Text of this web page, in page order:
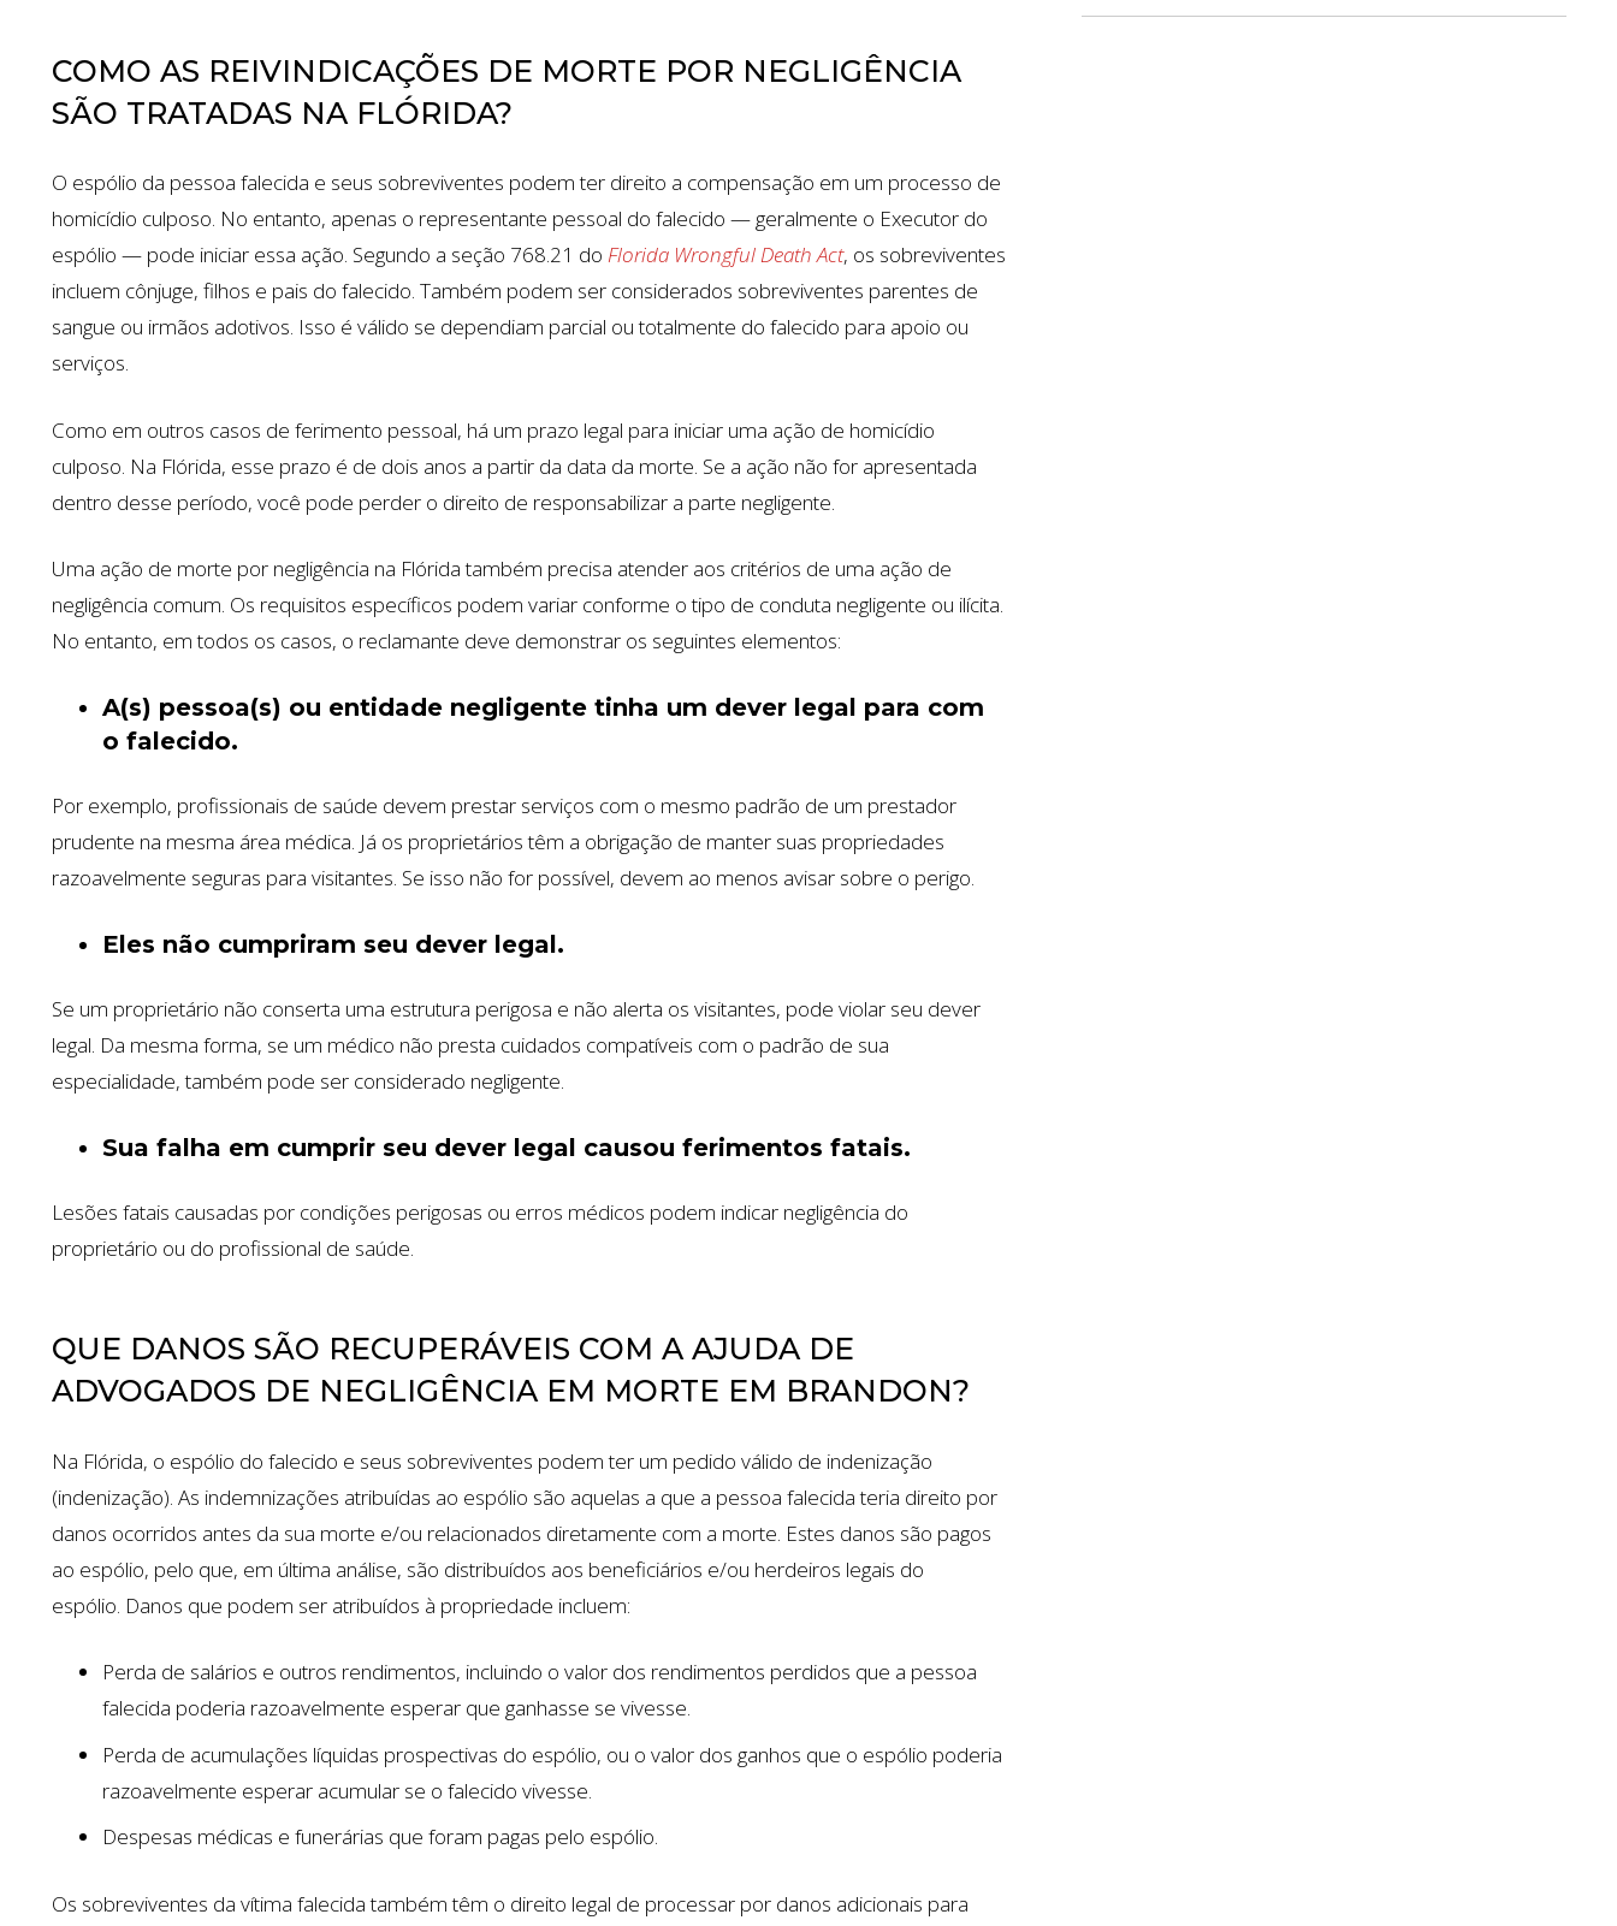
COMO AS REIVINDICAÇÕES DE MORTE POR NEGLIGÊNCIA
SÃO TRATADAS NA FLÓRIDA?
O espólio da pessoa falecida e seus sobreviventes podem ter direito a compensação em um processo de
homicídio culposo. No entanto, apenas o representante pessoal do falecido — geralmente o Executor do
espólio — pode iniciar essa ação. Segundo a seção 768.21 do Florida Wrongful Death Act, os sobreviventes
incluem cônjuge, filhos e pais do falecido. Também podem ser considerados sobreviventes parentes de
sangue ou irmãos adotivos. Isso é válido se dependiam parcial ou totalmente do falecido para apoio ou
serviços.
Como em outros casos de ferimento pessoal, há um prazo legal para iniciar uma ação de homicídio
culposo. Na Flórida, esse prazo é de dois anos a partir da data da morte. Se a ação não for apresentada
dentro desse período, você pode perder o direito de responsabilizar a parte negligente.
Uma ação de morte por negligência na Flórida também precisa atender aos critérios de uma ação de
negligência comum. Os requisitos específicos podem variar conforme o tipo de conduta negligente ou ilícita.
No entanto, em todos os casos, o reclamante deve demonstrar os seguintes elementos:
A(s) pessoa(s) ou entidade negligente tinha um dever legal para com
o falecido.
Por exemplo, profissionais de saúde devem prestar serviços com o mesmo padrão de um prestador
prudente na mesma área médica. Já os proprietários têm a obrigação de manter suas propriedades
razoavelmente seguras para visitantes. Se isso não for possível, devem ao menos avisar sobre o perigo.
Eles não cumpriram seu dever legal.
Se um proprietário não conserta uma estrutura perigosa e não alerta os visitantes, pode violar seu dever
legal. Da mesma forma, se um médico não presta cuidados compatíveis com o padrão de sua
especialidade, também pode ser considerado negligente.
Sua falha em cumprir seu dever legal causou ferimentos fatais.
Lesões fatais causadas por condições perigosas ou erros médicos podem indicar negligência do
proprietário ou do profissional de saúde.
QUE DANOS SÃO RECUPERÁVEIS ​​COM A AJUDA DE
ADVOGADOS DE NEGLIGÊNCIA EM MORTE EM BRANDON?
Na Flórida, o espólio do falecido e seus sobreviventes podem ter um pedido válido de indenização
(indenização). As indemnizações atribuídas ao espólio são aquelas a que a pessoa falecida teria direito por
danos ocorridos antes da sua morte e/ou relacionados diretamente com a morte. Estes danos são pagos
ao espólio, pelo que, em última análise, são distribuídos aos beneficiários e/ou herdeiros legais do
espólio. Danos que podem ser atribuídos à propriedade incluem:
Perda de salários e outros rendimentos, incluindo o valor dos rendimentos perdidos que a pessoa
falecida poderia razoavelmente esperar que ganhasse se vivesse.
Perda de acumulações líquidas prospectivas do espólio, ou o valor dos ganhos que o espólio poderia
razoavelmente esperar acumular se o falecido vivesse.
Despesas médicas e funerárias que foram pagas pelo espólio.
Os sobreviventes da vítima falecida também têm o direito legal de processar por danos adicionais para